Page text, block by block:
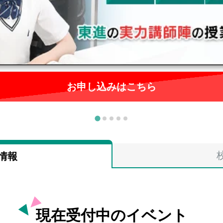
お申し込みはこちら
報
現在受付中のイベント